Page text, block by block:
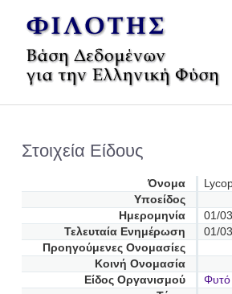
Στοιχεία Είδους
Όνομα
Υποείδος
Ημερομηνία
01/
Τελευταία Ενημέρωση
01/
Προηγούμενες Oνομασίες
Κοινή Ονομασία
Είδος Οργανισμού
Φυτό